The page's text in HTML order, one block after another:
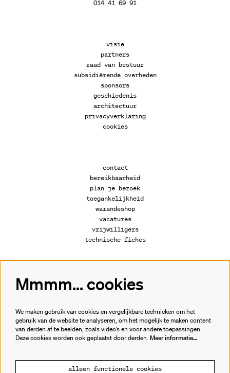
014 41 69 91
visie
partners
raad van bestuur
subsidiërende overheden
sponsors
geschiedenis
architectuur
privacyverklaring
cookies
contact
bereikbaarheid
plan je bezoek
toegankelijkheid
warandeshop
vacatures
vrijwilligers
technische fiches
Volg ons
Meld je aan voor de nieuwsbrief.
Mmmm... cookies
We maken gebruik van cookies en vergelijkbare technieken om het
gebruik van de website te analyseren, om het mogelijk te maken content
van derden af te beelden, zoals video’s en voor andere toepassingen.
Deze cookies worden ook geplaatst door derden. Meer informatie…
alleen functionele cookies